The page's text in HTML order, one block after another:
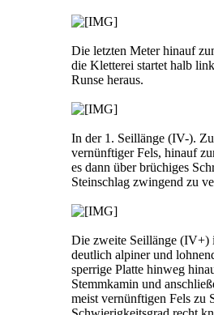
Die letzten Meter hinauf
die Kletterei startet halb
Runse heraus.
In der 1. Seillänge (IV-).
vernünftiger Fels, hinauf
es dann über brüchiges
Steinschlag zwingend zu
Die zweite Seillänge (IV+)
deutlich alpiner und
sperrige Platte hinweg
Stemmkamin und
meist vernünftigen Fels zu